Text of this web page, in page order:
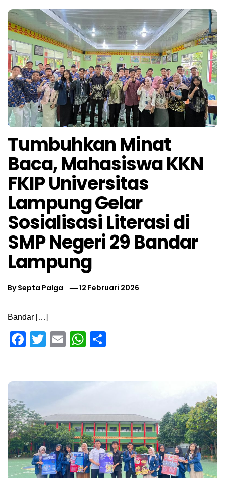
Tumbuhkan Minat
Baca, Mahasiswa KKN
FKIP Universitas
Lampung Gelar
Sosialisasi Literasi di
SMP Negeri 29 Bandar
Lampung
BySepta Palga 12 Februari 2026
Bandar […]
Facebook
Twitter
EmailWhatsApp